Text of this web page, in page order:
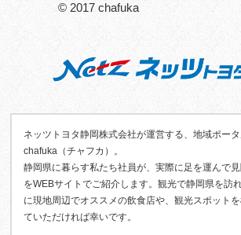
© 2017 chafuka
ネッツトヨタ静岡株式会社が運営する、地域ポータ
chafuka（チャフカ）。
静岡県に暮らす私たち社員が、実際に足を運んで
をWEBサイトでご紹介します。観光で静岡県を訪
に現地周辺でオススメの飲食店や、観光スポット
ていただければ幸いです。